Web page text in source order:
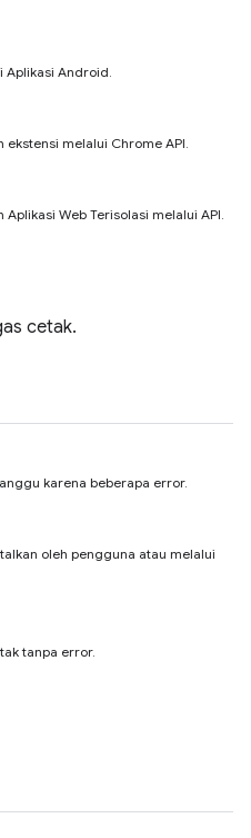
Aplikasi Android.
melalui Chrome API.
Web Terisolasi melalui API.
cetak.
karena beberapa error.
oleh pengguna atau melalui
tanpa error.